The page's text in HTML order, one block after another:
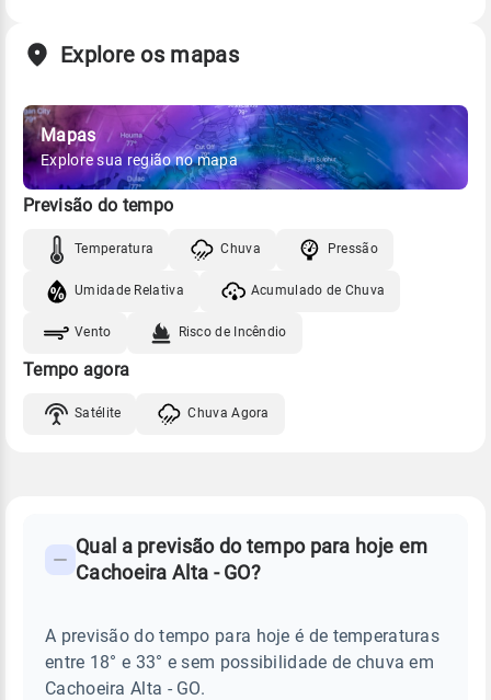
Explore os mapas
Mapas
Explore sua região no mapa
Previsão do tempo
Temperatura Chuva Pressão
Umidade Relativa Acumulado de Chuva
Vento Risco de Incêndio
Tempo agora
Satélite Chuva Agora
TEMPO
CACHOEIRA
Perguntas
sobre
chuva
Qual a previsão do tempo para hoje em
Cachoeira Alta - GO?
A previsão do tempo para hoje é de temperaturas
entre 18° e 33° e sem possibilidade de chuva em
Cachoeira Alta - GO.